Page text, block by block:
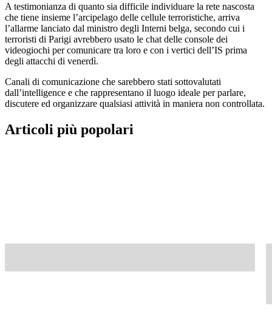
A testimonianza di quanto sia difficile individuare la rete nascosta
che tiene insieme l’arcipelago delle cellule terroristiche, arriva
l’allarme lanciato dal ministro degli Interni belga, secondo cui i
terroristi di Parigi avrebbero usato le chat delle console dei
videogiochi per comunicare tra loro e con i vertici dell’IS prima
degli attacchi di venerdì.
Canali di comunicazione che sarebbero stati sottovalutati
dall’intelligence e che rappresentano il luogo ideale per parlare,
discutere ed organizzare qualsiasi attività in maniera non controllata.
Articoli più popolari